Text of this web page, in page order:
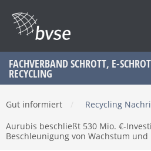
FACHVERBAND SCHROTT, E-
RECYCLING
Gut informiert Recycling
Aurubis beschließt 530 Mio. €-
Beschleunigung von Wachstum